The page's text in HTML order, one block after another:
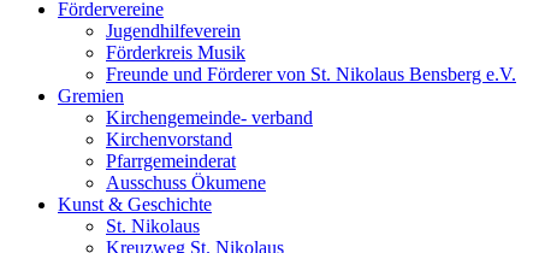
Fördervereine
Jugendhilfeverein
Förderkreis Musik
Freunde und Förderer von St. Nikolaus Bensberg e.V.
Gremien
Kirchengemeinde- verband
Kirchenvorstand
Pfarrgemeinderat
Ausschuss Ökumene
Kunst & Geschichte
St. Nikolaus
Kreuzweg St. Nikolaus